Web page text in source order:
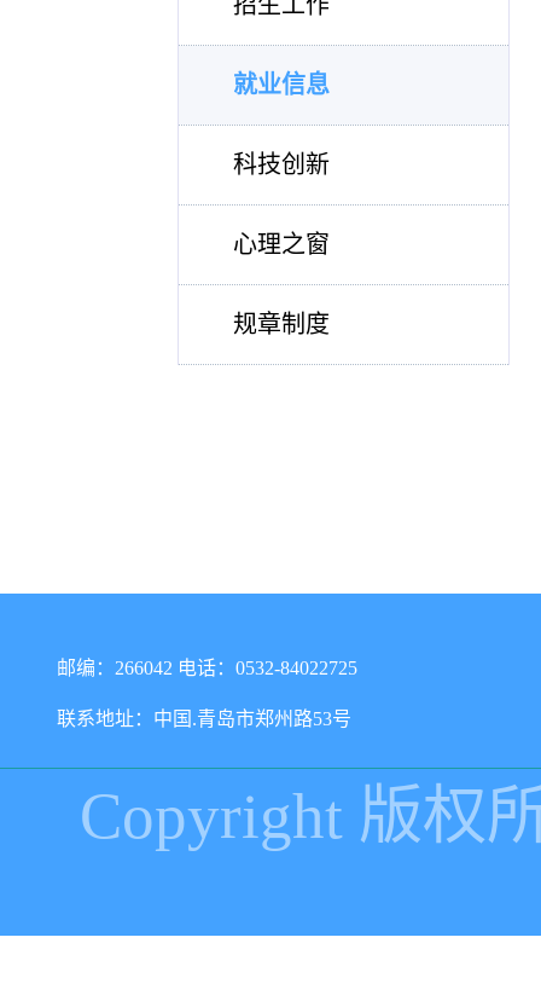
就业信息
科技创新
心理之窗
规章制度
邮编：266042 电话：0532-84022725
联系地址：中国.青岛市郑州路53号
Copyright 版权